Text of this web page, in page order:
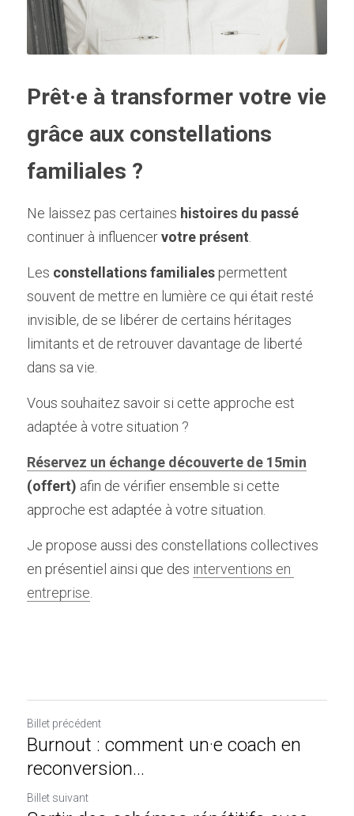
Prêt·e à transformer votre vie
grâce aux constellations
familiales ?
Ne laissez pas certaines histoires du passé
continuer à influencer votre présent
Les constellations familiales permettent
souvent de mettre en lumière ce qui était resté
invisible, de se libérer de certains héritages
limitants et de retrouver davantage de liberté
dans sa vie.
Vous souhaitez savoir si cette approche est
adaptée à votre situation ?
Réservez un échange découverte de 15min
(offert) afin de vérifier ensemble si cette
approche est adaptée à votre situation.
Je propose aussi des constellations collectives
en présentiel ainsi que des interventions en
entreprise
Billet précédent
Burnout : comment un·e coach en
reconversion...
Billet suivant